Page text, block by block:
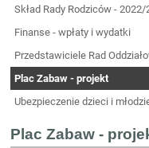
Skład Rady Rodziców - 2022/
Finanse - wpłaty i wydatki
Przedstawiciele Rad
Plac Zabaw - projekt
Ubezpieczenie dzieci i
Plac Zabaw -